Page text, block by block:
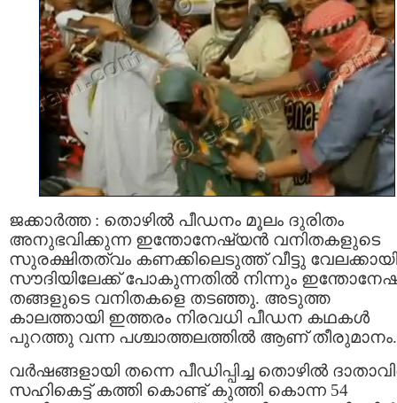
ജക്കാര്‍ത്ത : തൊഴില്‍ പീഡനം മൂലം ദുരിതം
അനുഭവിക്കുന്ന ഇന്തോനേഷ്യന്‍ വനിതകളുടെ
സുരക്ഷിതത്വം കണക്കിലെടുത്ത് വീട്ടു വേലക്കായി
സൗദിയിലേക്ക്‌ പോകുന്നതില്‍ നിന്നും
തങ്ങളുടെ വനിതകളെ തടഞ്ഞു. അടുത്ത
കാലത്തായി ഇത്തരം നിരവധി പീഡന കഥകള്‍
പുറത്തു വന്ന പശ്ചാത്തലത്തില്‍ ആണ് തീരുമാനം.
വര്‍ഷങ്ങളായി തന്നെ പീഡിപ്പിച്ച തൊഴില്‍
സഹികെട്ട് കത്തി കൊണ്ട് കുത്തി കൊന്ന 54